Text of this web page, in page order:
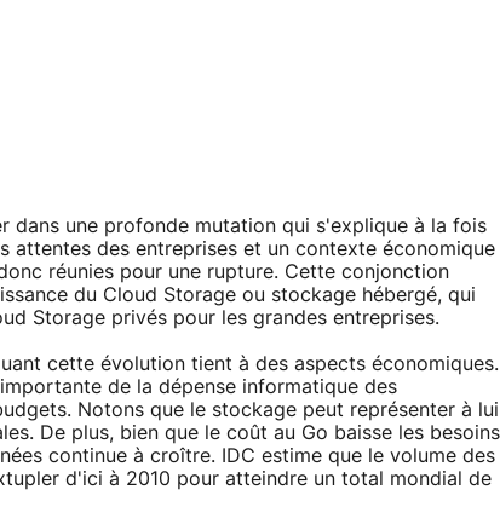
dans une profonde mutation qui s'explique à la fois
attentes des entreprises et un contexte économique
réunies pour une rupture. Cette conjonction
du Cloud Storage ou stockage hébergé, qui
Storage privés pour les grandes entreprises.
cette évolution tient à des aspects économiques.
de la dépense informatique des
Notons que le stockage peut représenter à lui
De plus, bien que le coût au Go baisse les besoins
continue à croître. IDC estime que le volume des
d'ici à 2010 pour atteindre un total mondial de